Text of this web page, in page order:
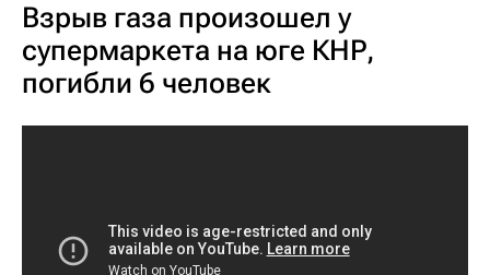
Взрыв газа произошел у
супермаркета на юге КНР,
погибли 6 человек